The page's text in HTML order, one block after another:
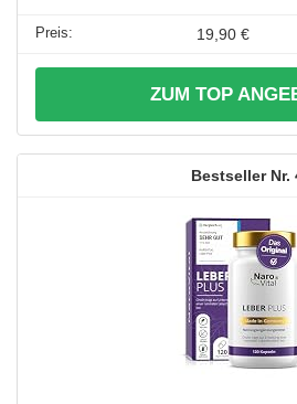
19,90 €
ZUM TOP